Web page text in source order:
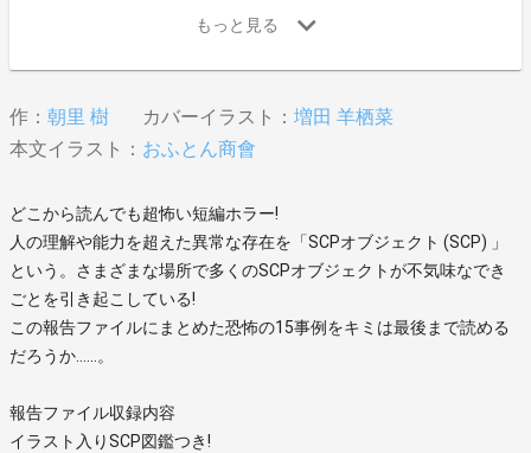
作： 朝里 樹 カバーイラスト： 増田 羊栖菜
本文イラスト： おふとん商會
どこから読んでも超怖い短編ホラー!
人の理解や能力を超えた異常な存在を「SCPオブジェクト (SCP) 」
という。さまざまな場所で多くのSCPオブジェクトが不気味なでき
ごとを引き起こしている!
この報告ファイルにまとめた恐怖の15事例をキミは最後まで読める
だろうか……。
報告ファイル収録内容
イラスト入りSCP図鑑つき!